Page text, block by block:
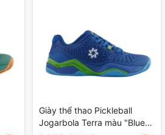
Giày thể thao Pickleball
Jogarbola Terra màu "Blue"